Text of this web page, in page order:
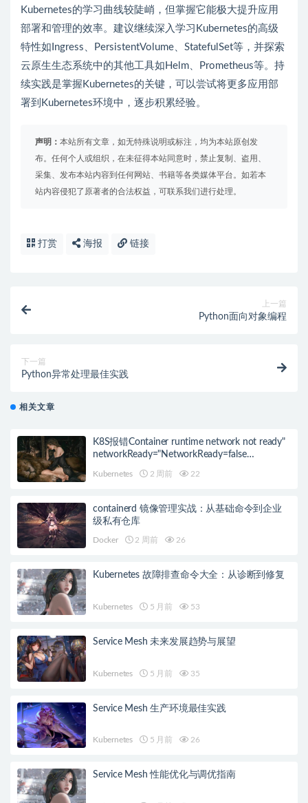
Kubernetes的学习曲线较陡峭，但掌握它能极大提升应用
部署和管理的效率。建议继续深入学习Kubernetes的高级
特性如Ingress、PersistentVolume、StatefulSet等，并探索
云原生生态系统中的其他工具如Helm、Prometheus等。持
续实践是掌握Kubernetes的关键，可以尝试将更多应用部
署到Kubernetes环境中，逐步积累经验。
声明： 本站所有文章，如无特殊说明或标注，均为本站原创发
布。任何个人或组织，在未征得本站同意时，禁止复制、盗用、
采集、发布本站内容到任何网站、书籍等各类媒体平台。如若本
站内容侵犯了原著者的合法权益，可联系我们进行处理。
打赏 海报 链接
上一篇
Python面向对象编程
下一篇
Python异常处理最佳实践
相关文章
K8S报错Container runtime network not ready"
networkReady="NetworkReady=false
Kubernetes 2 周前 22
containerd 镜像管理实战：从基础命令到企业
级私有仓库
Docker 2 周前 26
Kubernetes 故障排查命令大全：从诊断到修复
Kubernetes 5 月前 53
Service Mesh 未来发展趋势与展望
Kubernetes 5 月前 35
Service Mesh 生产环境最佳实践
Kubernetes 5 月前 26
Service Mesh 性能优化与调优指南